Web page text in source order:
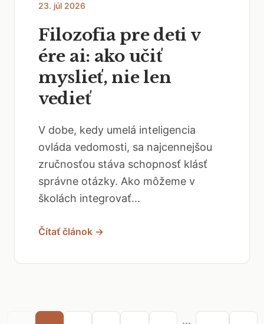
23. júl 2026
Filozofia pre deti v
ére ai: ako učiť
myslieť, nie len
vedieť
V dobe, kedy umelá inteligencia
ovláda vedomosti, sa najcennejšou
zručnosťou stáva schopnosť klásť
správne otázky. Ako môžeme v
školách integrovať...
Čítať článok →
...